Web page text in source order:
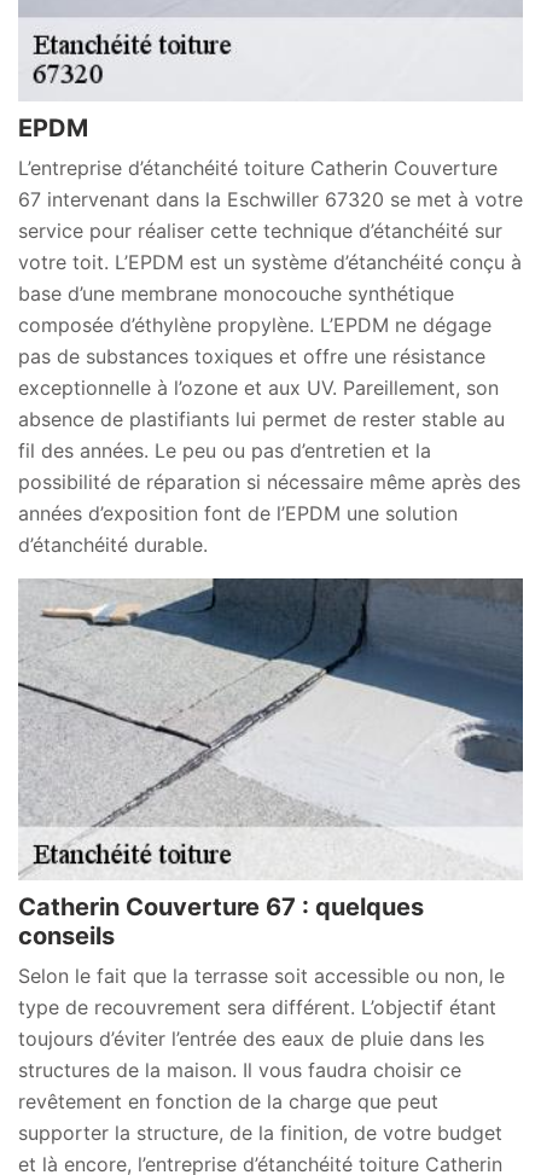
EPDM
L’entreprise d’étanchéité toiture Catherin Couverture
67 intervenant dans la Eschwiller 67320 se met à votre
service pour réaliser cette technique d’étanchéité sur
votre toit. L’EPDM est un système d’étanchéité conçu à
base d’une membrane monocouche synthétique
composée d’éthylène propylène. L’EPDM ne dégage
pas de substances toxiques et offre une résistance
exceptionnelle à l’ozone et aux UV. Pareillement, son
absence de plastifiants lui permet de rester stable au
fil des années. Le peu ou pas d’entretien et la
possibilité de réparation si nécessaire même après des
années d’exposition font de l’EPDM une solution
d’étanchéité durable.
Catherin Couverture 67 : quelques
conseils
Selon le fait que la terrasse soit accessible ou non, le
type de recouvrement sera différent. L’objectif étant
toujours d’éviter l’entrée des eaux de pluie dans les
structures de la maison. Il vous faudra choisir ce
revêtement en fonction de la charge que peut
supporter la structure, de la finition, de votre budget
et là encore, l’entreprise d’étanchéité toiture Catherin